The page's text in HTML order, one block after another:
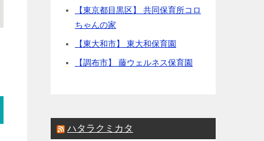
【東京都目黒区】 共同保育所コロ
ちゃんの家
【東大和市】 東大和保育園
【調布市】 藤ウェルネス保育園
ハタラクミカタ